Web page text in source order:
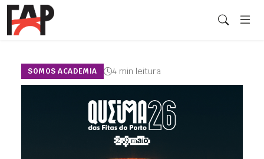
SOMOS ACADEMIA 4 min leitura